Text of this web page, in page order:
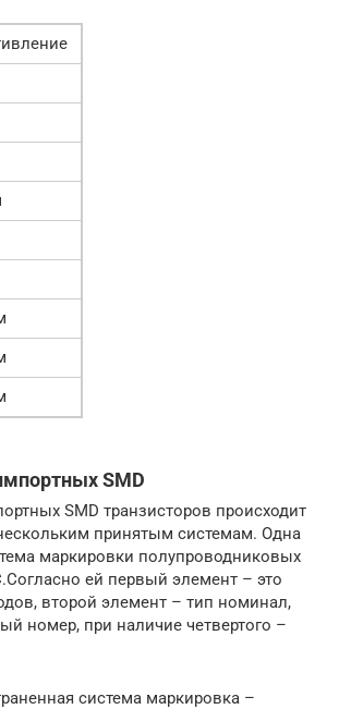
SMD
SMD транзисторов происходит
принятым системам. Одна
маркировки полупроводниковых
ей первый элемент – это
второй элемент – тип номинал,
номер, при наличие четвертого –
система маркировка –